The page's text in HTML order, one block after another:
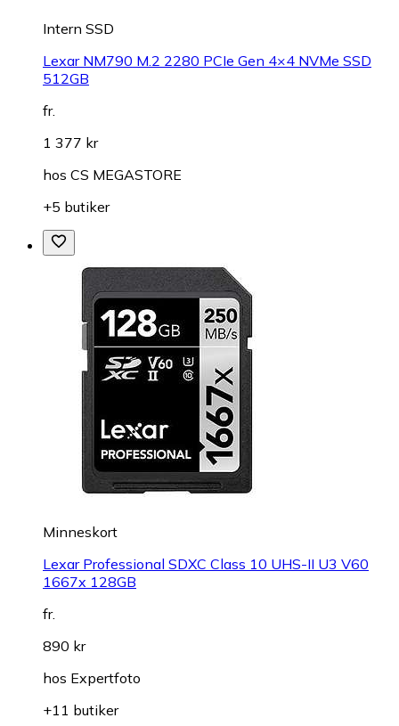
Intern SSD
Lexar NM790 M.2 2280 PCIe Gen 4×4 NVMe SSD
512GB
fr.
1 377 kr
hos CS MEGASTORE
+5 butiker
Minneskort
Lexar Professional SDXC Class 10 UHS-II U3 V60
1667x 128GB
fr.
890 kr
hos Expertfoto
+11 butiker